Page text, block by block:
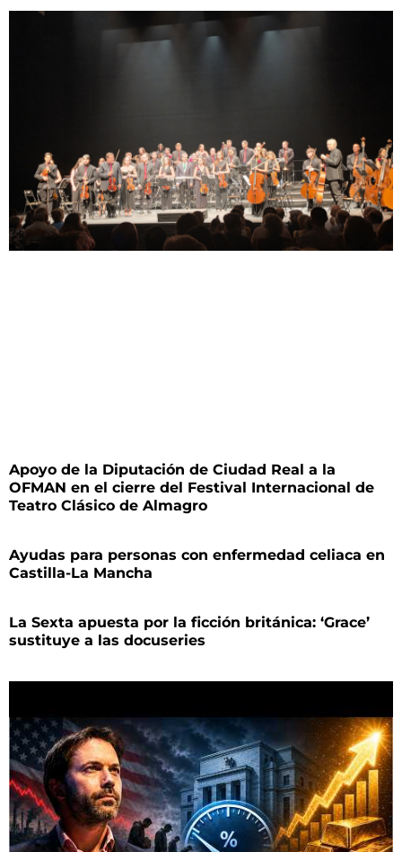
Apoyo de la Diputación de Ciudad Real a la
OFMAN en el cierre del Festival Internacional de
Teatro Clásico de Almagro
Ayudas para personas con enfermedad celiaca en
Castilla-La Mancha
La Sexta apuesta por la ficción británica: ‘Grace’
sustituye a las docuseries